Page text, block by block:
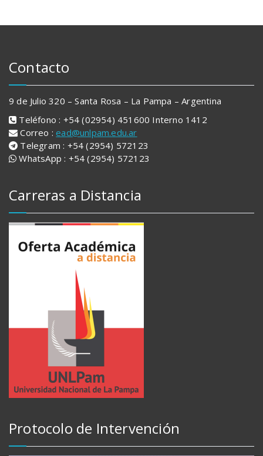
Contacto
9 de Julio 320 – Santa Rosa – La Pampa – Argentina
Teléfono : +54 (02954) 451600 Interno 1412
Correo :ead@unlpam.edu.ar
Telegram : +54 (2954) 572123
WhatsApp : +54 (2954) 572123
Carreras a Distancia
Protocolo de Intervención